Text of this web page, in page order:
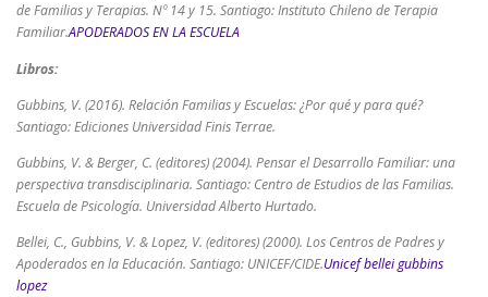
de Familias y Terapias. Nº 14 y 15. Santiago: Instituto Chileno de Terapia
Familiar.APODERADOS EN LA ESCUELA
Libros:
Gubbins, V. (2016). Relación Familias y Escuelas: ¿Por qué y para qué?
Santiago: Ediciones Universidad Finis Terrae.
Gubbins, V. & Berger, C. (editores) (2004). Pensar el Desarrollo Familiar: una
perspectiva transdisciplinaria. Santiago: Centro de Estudios de las Familias.
Escuela de Psicología. Universidad Alberto Hurtado.
Bellei, C., Gubbins, V. & Lopez, V. (editores) (2000). Los Centros de Padres y
Apoderados en la Educación. Santiago: UNICEF/CIDE.Unicef bellei gubbins
lopez